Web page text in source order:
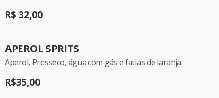
R$ 32,00
APEROL SPRITS
Aperol, Prosseco, água com gás e fatias de laranja.
R$35,00